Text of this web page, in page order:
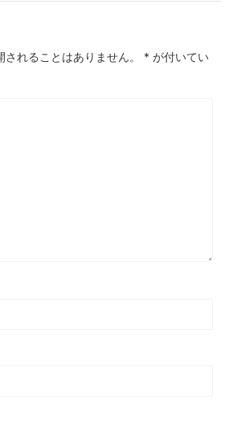
れることはありません。 * が付いてい